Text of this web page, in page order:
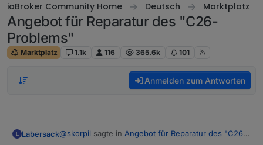
ioBroker Community Home Deutsch Marktplatz
Angebot für Reparatur des "C26-
Problems"
Marktplatz 1.1k 116 365.6k 101
Anmelden zum Antworten
L Labersack@skorpil sagte in Angebot für Reparatur des "C26-